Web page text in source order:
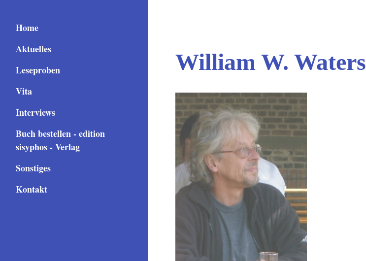
Home
Aktuelles
Leseproben
Vita
Interviews
Buch bestellen - edition
sisyphos - Verlag
Sonstiges
Kontakt
William W. Waters